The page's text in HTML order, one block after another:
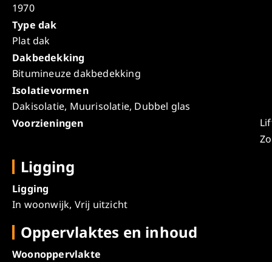
1970
Type dak
Plat dak
Dakbedekking
Bitumineuze dakbedekking
Isolatievormen
Dakisolatie, Muurisolatie, Dubbel glas
Voorzieningen
Ligging
Ligging
In woonwijk, Vrij uitzicht
Oppervlaktes en inhoud
Woonoppervlakte